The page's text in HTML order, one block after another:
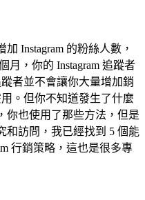
Instagram 的粉絲人數，
月，你的 Instagram 追蹤者
者並不會讓你大量增加銷
。但你不知道發生了什麼
你也使用了那些方法，但是
和訪問，我已經找到 5 個能
行銷策略，這也是很多專